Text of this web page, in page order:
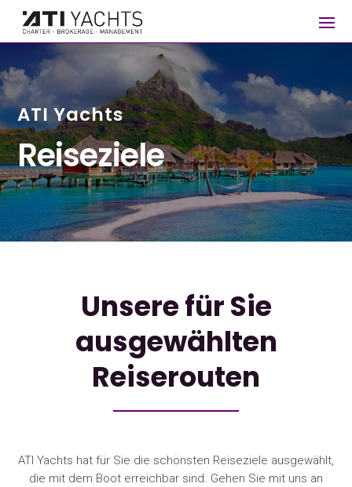
ATI Yachts
Reiseziele
Unsere für Sie
ausgewählten
Reiserouten
ATI Yachts hat für Sie die schönsten Reiseziele ausgewählt,
die mit dem Boot erreichbar sind. Gehen Sie mit uns an